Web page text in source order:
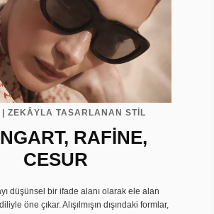
ZEKÂYLA TASARLANAN STİL
RAFİNE,
CESUR
düşünsel bir ifade alanı olarak ele alan
öne çıkar. Alışılmışın dışındaki formlar,